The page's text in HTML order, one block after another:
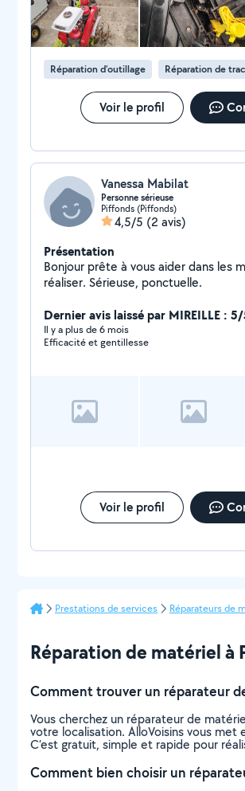
Réparation d’outillage Réparation de
Voir le profil
Vanessa Mabilat
Personne sérieuse
Piffonds (Piffonds)
4,5/5 (2 avis)
Présentation
Bonjour prête à vous aider dans les
réaliser. Sérieuse, ponctuelle.
Dernier avis laissé par MIREILLE :
Il y a plus de 6 mois
Efficacité et gentillesse
Voir le profil
Prestations de services Réparateurs de
Réparation de matériel à
Comment trouver un réparateur
Vous cherchez un réparateur de
votre localisation. AlloVoisins vous
C’est gratuit, simple et rapide pour
Comment bien choisir un